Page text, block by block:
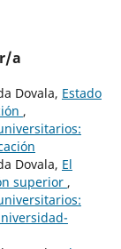
a
Dovala, Estado
,
Dovala, El
superior ,